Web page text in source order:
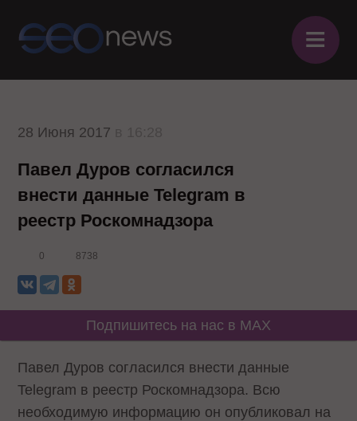
≡
28 Июня 2017
Павел Дуров согласился
внести данные Telegram в
реестр Роскомнадзора
0 8738
Подпишитесь на нас в MAX
Павел Дуров согласился внести данные
Telegram в реестр Роскомнадзора. Всю
необходимую информацию он опубликовал на